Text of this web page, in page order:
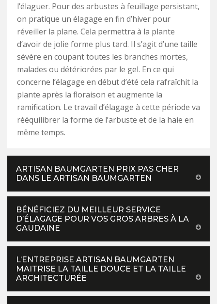
l’élaguer. Pour des arbustes à feuillage persistant,
on pratique un élagage en fin d’hiver pour
réveiller la plane. Cela permettra à la plante
d’avoir de jolie forme plus tard. Il s’agit d’une taille
sévère en coupant toutes les branches mortes,
malades ou détériorées par le gel. En ce qui
concerne l’élagage en début d’été cela rafraîchit la
plante après la floraison et augmente la
ramification. Le travail d’élagage à cette période va
rééquilibrer la forme de l’arbuste et de la haie en
même temps.
ARTISAN BAUMGARTEN PRIX PAS CHER
DANS LE ARTISAN BAUMGARTEN
BÉNÉFICIEZ DU MEILLEUR SERVICE
D’ÉLAGAGE POUR VOS GROS ARBRES À LA
GAUDAINE
L’ENTREPRISE ARTISAN BAUMGARTEN
MAITRISE LA TAILLE DOUCE ET LA TAILLE
ARCHITECTURÉE